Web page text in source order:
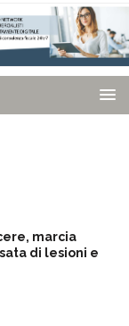
marcia
di lesioni e